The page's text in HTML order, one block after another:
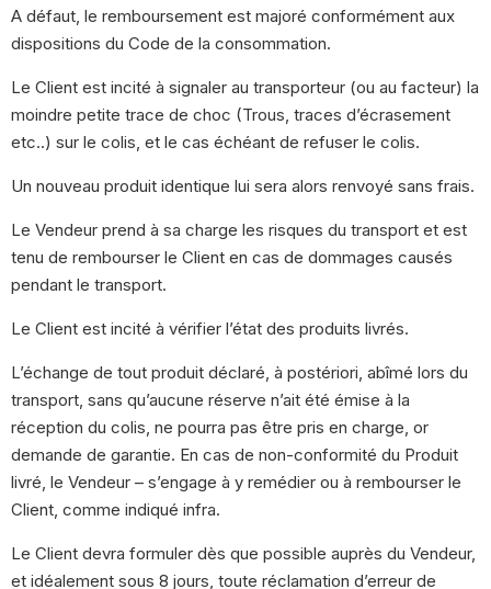
A défaut, le remboursement est majoré conformément aux
dispositions du Code de la consommation.
Le Client est incité à signaler au transporteur (ou au facteur) la
moindre petite trace de choc (Trous, traces d’écrasement
etc..) sur le colis, et le cas échéant de refuser le colis.
Un nouveau produit identique lui sera alors renvoyé sans frais.
Le Vendeur prend à sa charge les risques du transport et est
tenu de rembourser le Client en cas de dommages causés
pendant le transport.
Le Client est incité à vérifier l’état des produits livrés.
L’échange de tout produit déclaré, à postériori, abîmé lors du
transport, sans qu’aucune réserve n’ait été émise à la
réception du colis, ne pourra pas être pris en charge, or
demande de garantie. En cas de non-conformité du Produit
livré, le Vendeur – s’engage à y remédier ou à rembourser le
Client, comme indiqué infra.
Le Client devra formuler dès que possible auprès du Vendeur,
et idéalement sous 8 jours, toute réclamation d’erreur de